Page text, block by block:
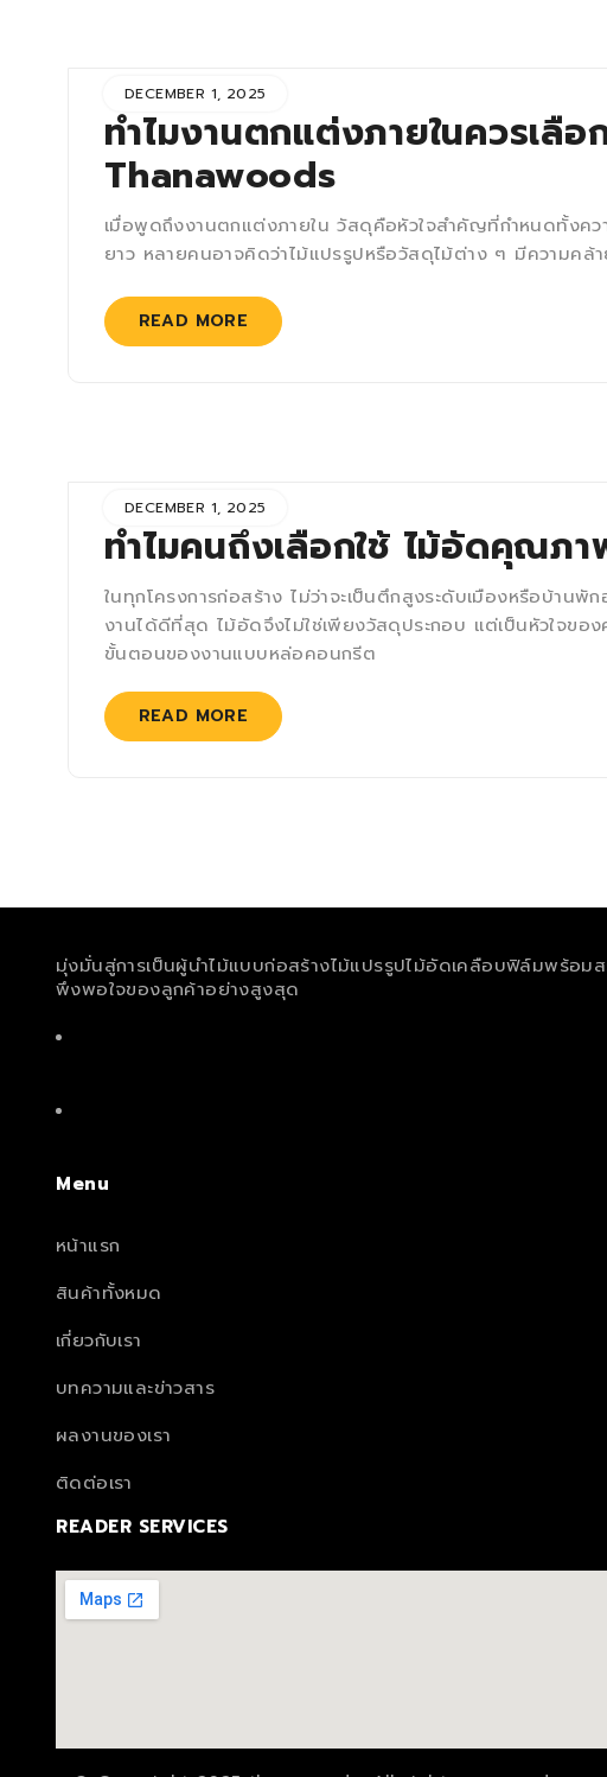
DECEMBER 1, 2025
ทำไมงานตกแต่งภายในควรเลือ
Thanawoods
เมื่อพูดถึงงานตกแต่งภายใน วัสดุคือหัวใจสำคัญที่กำหนดทั้งค
ยาว หลายคนอาจคิดว่าไม้แปรรูปหรือวัสดุไม้ต่าง ๆ มีความคล้
READ MORE
DECEMBER 1, 2025
ทำไมคนถึงเลือกใช้ ไม้อัดคุณภ
ในทุกโครงการก่อสร้าง ไม่ว่าจะเป็นตึกสูงระดับเมืองหรือบ้า
งานได้ดีที่สุด ไม้อัดจึงไม่ใช่เพียงวัสดุประกอบ แต่เป็นหัวใจขอ
ขั้นตอนของงานแบบหล่อคอนกรีต
READ MORE
มุ่งมั่นสู่การเป็นผู้นำไม้แบบก่อสร้างไม้แปรรูปไม้อัดเคลือบฟิล์มพร้อม
พึงพอใจของลูกค้าอย่างสูงสุด
Menu
หน้าแรก
สินค้าทั้งหมด
เกี่ยวกับเรา
บทความและข่าวสาร
ผลงานของเรา
ติดต่อเรา
READER SERVICES